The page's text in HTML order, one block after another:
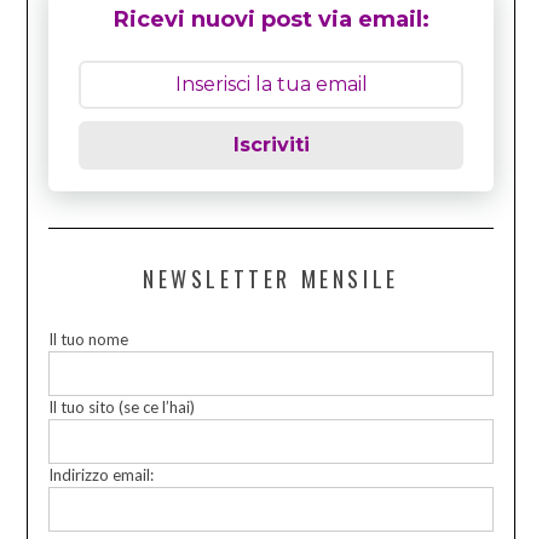
Ricevi nuovi post via email:
Iscriviti
NEWSLETTER MENSILE
Il tuo nome
Il tuo sito (se ce l’hai)
Indirizzo email: